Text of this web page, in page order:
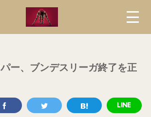
パー、ブンデスリーガ終了を正